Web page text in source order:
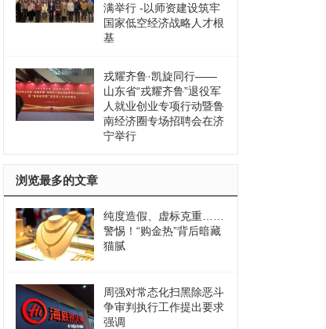
满举行 -以师资建设筑牢
国家低空经济战略人才根
基
戎耀齐鲁·凯旋同行——
山东省“戎耀齐鲁”退役军
人就业创业专项行动暨鲁
南经济圈专场招聘会在济
宁举行
浏览最多的文章
纯度造假、虚标克重……
警惕！“购金热”背后暗藏
猫腻
周强对常态化扫黑除恶斗
争审判执行工作提出要求
强调